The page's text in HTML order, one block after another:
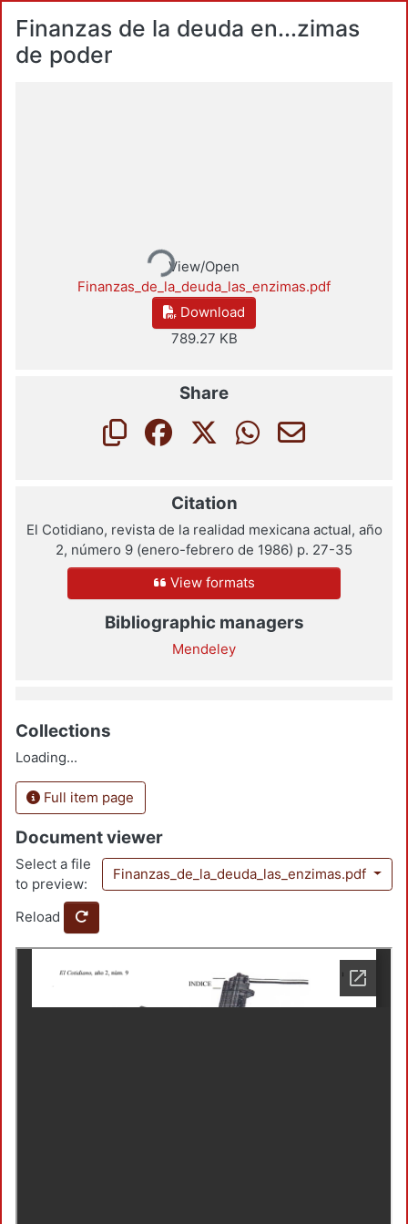
Finanzas de la deuda en...zimas
de poder
Loading...View/Open
Finanzas_de_la_deuda_las_enzimas.pdf
Download
789.27 KB
Share
Citation
El Cotidiano, revista de la realidad mexicana actual, año
2, número 9 (enero-febrero de 1986) p. 27-35
View formats
Bibliographic managers
Mendeley
Collections
Loading...
Full item page
Document viewer
Select a file
to preview:
Finanzas_de_la_deuda_las_enzimas.pdf
Reload